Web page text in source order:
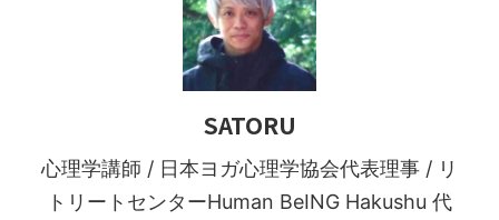
SATORU
心理学講師 / 日本ヨガ心理学協会代表理事 / リ
トリートセンターHuman BeING Hakushu 代